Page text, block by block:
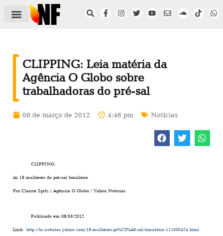
CLIPPING: Leia matéria da
Agência O Globo sobre
trabalhadoras do pré-sal
08 de março de 2012 4:46 pm Notícias
CLIPPING:
As 18 mulheres do pré-sal brasileiro
Por Clarice Spitz / Agência O Globo / Yahoo Notícias
Publicado em 08/03/2012
Link: http://br.noticias.yahoo.com/18-mulheres-pr%C3%A9-sal-brasileiro-111000424.html